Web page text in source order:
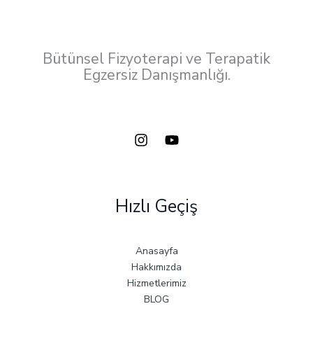
Bütünsel Fizyoterapi ve Terapatik
Egzersiz Danışmanlığı.
Hızlı Geçiş
Anasayfa
Hakkımızda
Hizmetlerimiz
BLOG